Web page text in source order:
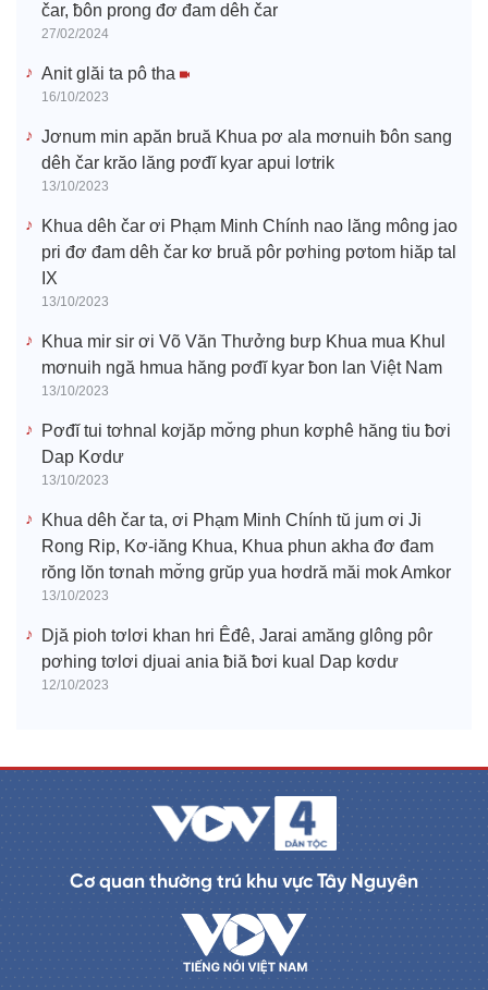
čar, ƀôn prong đơ đam dêh čar
27/02/2024
Anit glăi ta pô tha
16/10/2023
Jơnum min apăn bruă Khua pơ ala mơnuih ƀôn sang
dêh čar krăo lăng pơđĭ kyar apui lơtrik
13/10/2023
Khua dêh čar ơi Phạm Minh Chính nao lăng mông jao
pri đơ đam dêh čar kơ bruă pôr pơhing pơtom hiăp tal
IX
13/10/2023
Khua mir sir ơi Võ Văn Thưởng bưp Khua mua Khul
mơnuih ngă hmua hăng pơđĭ kyar ƀon lan Việt Nam
13/10/2023
Pơđĭ tui tơhnal kơjăp mơ̆ng phun kơphê hăng tiu ƀơi
Dap Kơdư
13/10/2023
Khua dêh čar ta, ơi Phạm Minh Chính tŭ jum ơi Ji
Rong Rip, Kơ-iăng Khua, Khua phun akha đơ đam
rŏng lŏn tơnah mơ̆ng grŭp yua hơdră măi mok Amkor
13/10/2023
Djă pioh tơlơi khan hri Êđê, Jarai amăng glông pôr
pơhing tơlơi djuai ania ƀiă ƀơi kual Dap kơdư
12/10/2023
Cơ quan thường trú khu vực Tây Nguyên